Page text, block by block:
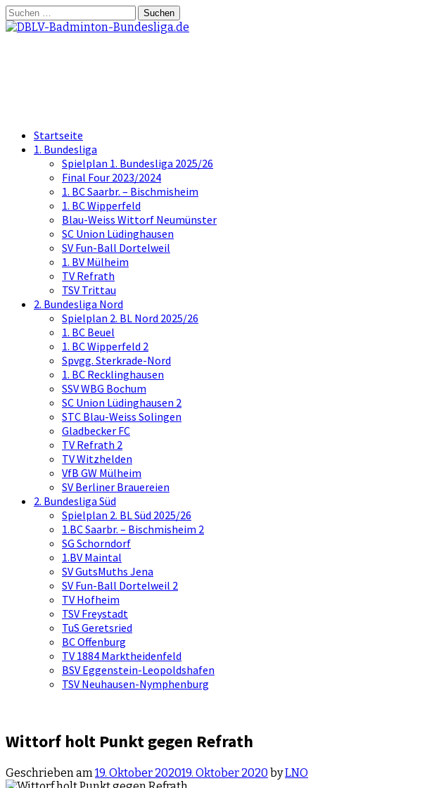
Springe
zum
Suchen
nach:
Startseite
1. Bundesliga
Spielplan 1. Bundesliga 2025/26
Final Four 2023/2024
1. BC Saarbr. – Bischmisheim
1. BC Wipperfeld
Blau-Weiss Wittorf Neumünster
SC Union Lüdinghausen
SV Fun-Ball Dortelweil
1. BV Mülheim
TV Refrath
TSV Trittau
2. Bundesliga Nord
Spielplan 2. BL Nord 2025/26
1. BC Beuel
1. BC Wipperfeld 2
Spvgg. Sterkrade-Nord
1. BC Recklinghausen
SSV WBG Bochum
SC Union Lüdinghausen 2
STC Blau-Weiss Solingen
Gladbecker FC
TV Refrath 2
TV Witzhelden
VfB GW Mülheim
SV Berliner Brauereien
2. Bundesliga Süd
Spielplan 2. BL Süd 2025/26
1.BC Saarbr. – Bischmisheim 2
SG Schorndorf
1.BV Maintal
SV GutsMuths Jena
SV Fun-Ball Dortelweil 2
TV Hofheim
TSV Freystadt
TuS Geretsried
BC Offenburg
TV 1884 Marktheidenfeld
BSV Eggenstein-Leopoldshafen
TSV Neuhausen-Nymphenburg
Wittorf holt Punkt gegen Refrath
Geschrieben am 19. Oktober 202019. Oktober 2020 byLNO